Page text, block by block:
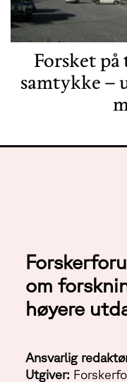
Forsket
samtykke –
om
høyere
Ansvarlig
Utgiver: